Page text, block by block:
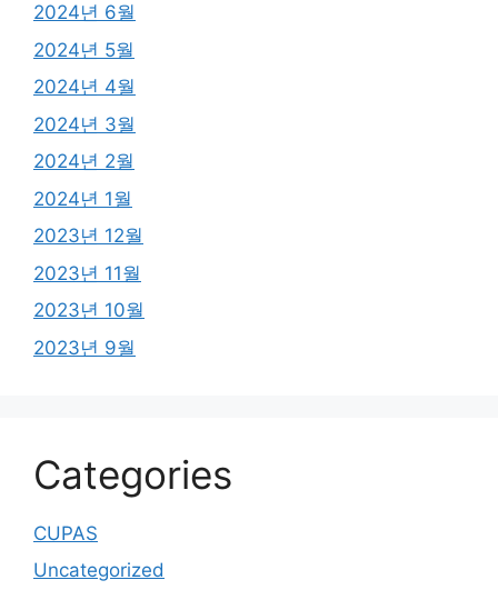
2024년 6월
2024년 5월
2024년 4월
2024년 3월
2024년 2월
2024년 1월
2023년 12월
2023년 11월
2023년 10월
2023년 9월
Categories
CUPAS
Uncategorized